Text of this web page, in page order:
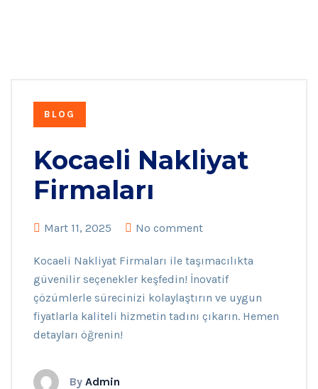
BLOG
Kocaeli Nakliyat
Firmaları
Mart 11, 2025 No comment
Kocaeli Nakliyat Firmaları ile taşımacılıkta
güvenilir seçenekler keşfedin! İnovatif
çözümlerle sürecinizi kolaylaştırın ve uygun
fiyatlarla kaliteli hizmetin tadını çıkarın. Hemen
detayları öğrenin!
By Admin